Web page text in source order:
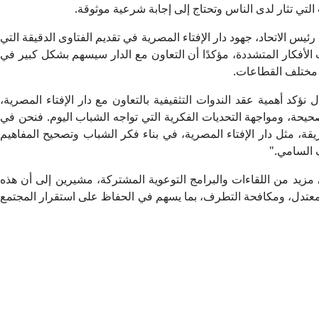
تثار لدى الناس وتحتاج إلى إجابة شرعية موثوقة.
الاتحاد، جهود دار الإفتاء المصرية في تقديم الفتاوى الدقيقة التي
المتشددة، مؤكدًا أن التعاون مع الدار سيسهم بشكل كبير في
مختلف القطاعات.
أهمية عقد الندوات التثقيفية بالتعاون مع دار الإفتاء المصرية،
ومواجهة التحديات الفكرية التي تواجه الشباب اليوم. فنحن في
مثل دار الإفتاء المصرية، في بناء فكر الشباب وتصحيح المفاهيم
السامي."
من اللقاءات والبرامج التوعوية المشتركة، مشيرين إلى أن هذه
ومكافحة التطرف، بما يسهم في الحفاظ على استقرار المجتمع